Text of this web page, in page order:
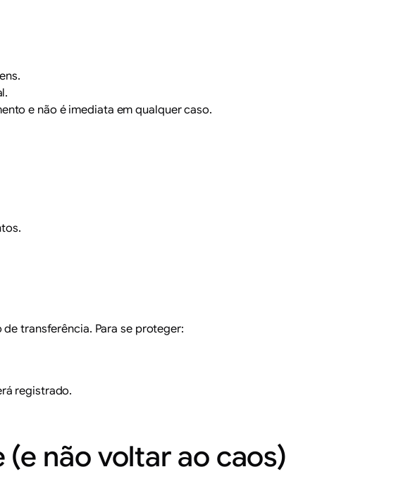
e não é imediata em qualquer caso.
transferência. Para se proteger:
registrado.
não voltar ao caos)